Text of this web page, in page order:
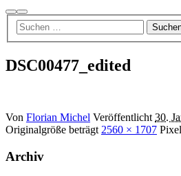
Suchen
Hauptmenü
DSC00477_edited
Von Florian Michel Veröffentlicht30.
Originalgröße beträgt2560 × 1707 Pixel
Archiv